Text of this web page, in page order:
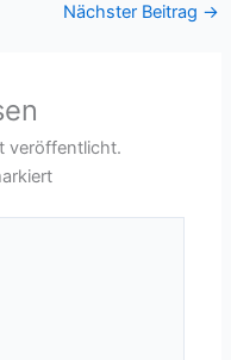
Nächster Beitrag →
veröffentlicht.